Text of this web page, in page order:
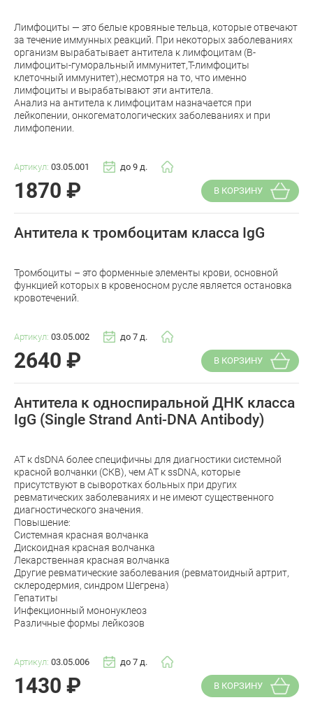
Лимфоциты — это белые кровяные тельца, которые отвечают
за течение иммунных реакций. При некоторых заболеваниях
организм вырабатывает антитела к лимфоцитам (В-
лимфоциты-гуморальный иммунитет,Т-лимфоциты
клеточный иммунитет),несмотря на то, что именно
лимфоциты и вырабатывают эти антитела.
Анализ на антитела к лимфоцитам назначается при
лейкопении, онкогематологических заболеваниях и при
лимфопении.
Артикул: 03.05.001 до 9 д.
1870 ₽ В КОРЗИНУ
Антитела к тромбоцитам класса IgG
Тромбоциты – это форменные элементы крови, основной
функцией которых в кровеносном русле является остановка
кровотечений.
Артикул: 03.05.002 до 7 д.
2640 ₽ В КОРЗИНУ
Антитела к односпиральной ДНК класса
IgG (Single Strand Anti-DNA Antibody)
АТ к dsDNA более специфичны для диагностики системной
красной волчанки (СКВ), чем АТ к ssDNA, которые
присутствуют в сыворотках больных при других
ревматических заболеваниях и не имеют существенного
диагностического значения.
Повышение:
Системная красная волчанка
Дискоидная красная волчанка
Лекарственная красная волчанка
Другие ревматические заболевания (ревматоидный артрит,
склеродермия, синдром Шегрена)
Гепатиты
Инфекционный мононуклеоз
Различные формы лейкозов
Артикул: 03.05.006 до 7 д.
1430 ₽ В КОРЗИНУ